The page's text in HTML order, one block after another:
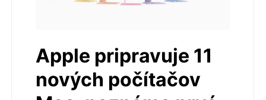
Apple pripravuje 11
nových počítačov